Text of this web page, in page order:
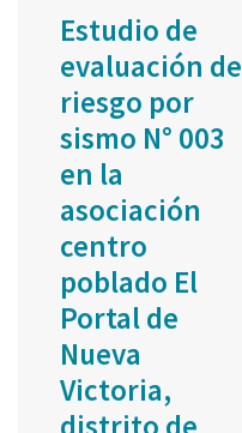
Estudio de
evaluación de
riesgo por
sismo N° 003
en la
asociación
centro
poblado El
Portal de
Nueva
Victoria,